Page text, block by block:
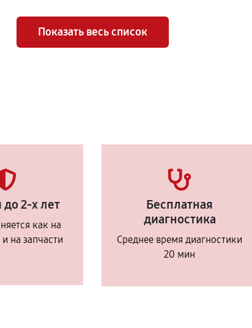
Показать весь список
до 2-х лет
как на
на запчасти
Бесплатная
диагностика
Среднее время диагностики
20 мин